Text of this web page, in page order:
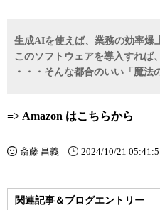
生成AIを使えば、業務の効率爆
このソフトウェアを導入すれば
・・・そんな都合のいい「魔法
=> Amazon はこちらから
斎藤 昌義 2024/10/21
関連記事＆ブログエントリー